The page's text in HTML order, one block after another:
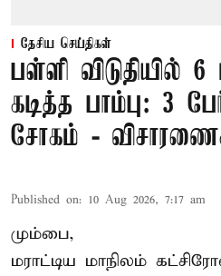
தேசிய செய்திகள்
பள்ளி விடுதியில்
கடித்த பாம்பு: 3
சோகம் -
Published on: 10 Aug 2026, 7:17 am
மும்பை,
மராட்டிய மாநிலம்